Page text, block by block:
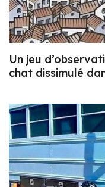
Un jeu
chat dissimulé